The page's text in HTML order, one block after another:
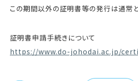
この期間以外の証明書等の発行は通常ど
証明書申請手続きについて
https://www.do-johodai.ac.jp/